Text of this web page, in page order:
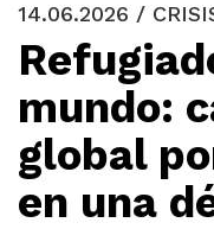
14.06.2026 /
mundo:
global
en una